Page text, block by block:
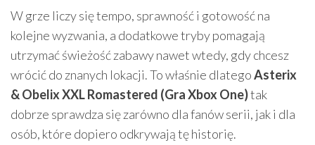
W grze liczy się tempo, sprawność i gotowość na
kolejne wyzwania, a dodatkowe tryby pomagają
utrzymać świeżość zabawy nawet wtedy, gdy chcesz
wrócić do znanych lokacji. To właśnie dlategoAsterix
& Obelix XXL Romastered (Gra Xbox One)tak
dobrze sprawdza się zarówno dla fanów serii, jak i dla
osób, które dopiero odkrywają tę historię.